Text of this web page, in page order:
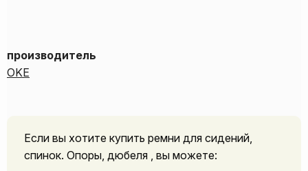
производитель
OKE
Если вы хотите купить ремни для сидений,
спинок. Опоры, дюбеля , вы можете: